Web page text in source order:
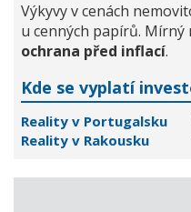
Výkyvy v cenách
u cenných papírů.
ochrana před inflací.
Kde se vyplatí
Reality v Portugalsku
Reality v Rakousku